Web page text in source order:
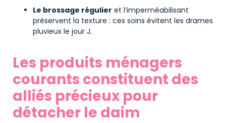
Le brossage régulier et l’imperméabilisant
préservent la texture : ces soins évitent les drames
pluvieux le jour J.
Les produits ménagers
courants constituent des
alliés précieux pour
détacher le daim